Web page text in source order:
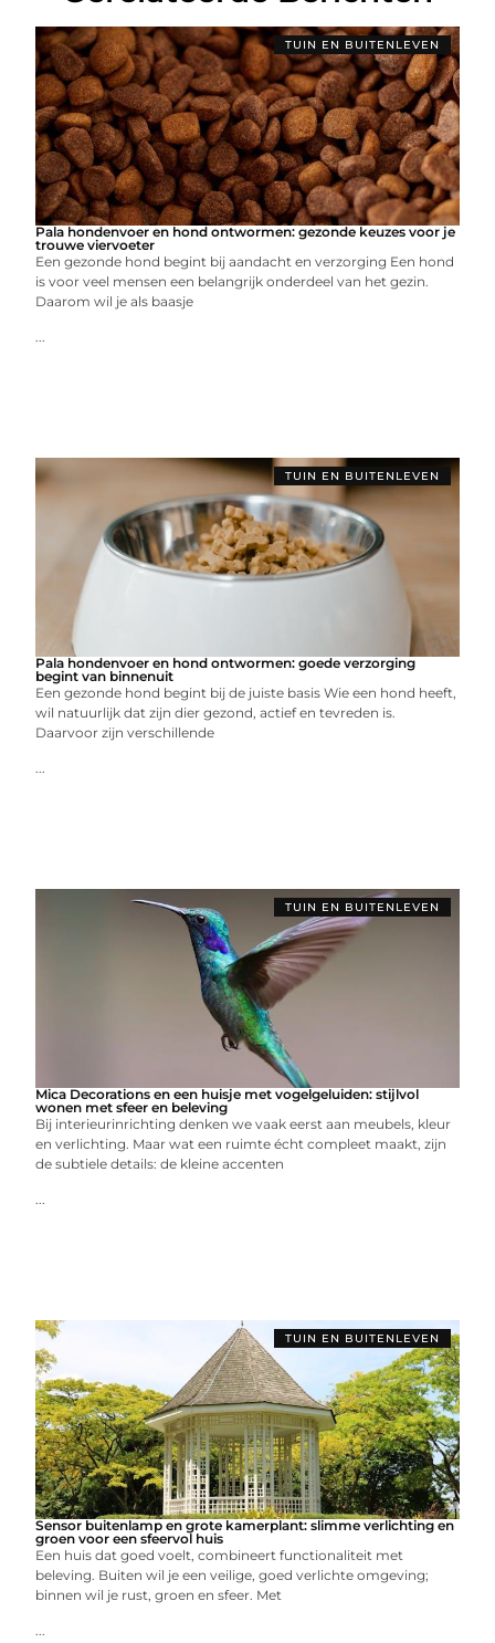
TUIN EN BUITENLEVEN
Pala hondenvoer en hond ontwormen: gezonde keuzes voor je
trouwe viervoeter
Een gezonde hond begint bij aandacht en verzorging Een hond
is voor veel mensen een belangrijk onderdeel van het gezin.
Daarom wil je als baasje
...
TUIN EN BUITENLEVEN
Pala hondenvoer en hond ontwormen: goede verzorging
begint van binnenuit
Een gezonde hond begint bij de juiste basis Wie een hond heeft,
wil natuurlijk dat zijn dier gezond, actief en tevreden is.
Daarvoor zijn verschillende
...
TUIN EN BUITENLEVEN
Mica Decorations en een huisje met vogelgeluiden: stijlvol
wonen met sfeer en beleving
Bij interieurinrichting denken we vaak eerst aan meubels, kleur
en verlichting. Maar wat een ruimte écht compleet maakt, zijn
de subtiele details: de kleine accenten
...
TUIN EN BUITENLEVEN
Sensor buitenlamp en grote kamerplant: slimme verlichting en
groen voor een sfeervol huis
Een huis dat goed voelt, combineert functionaliteit met
beleving. Buiten wil je een veilige, goed verlichte omgeving;
binnen wil je rust, groen en sfeer. Met
...